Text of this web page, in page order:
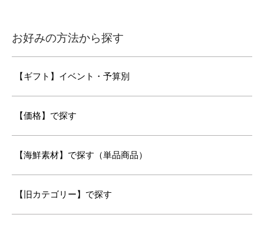
お好みの方法から探す
【ギフト】イベント・予算別
【価格】で探す
【海鮮素材】で探す（単品商品）
【旧カテゴリー】で探す